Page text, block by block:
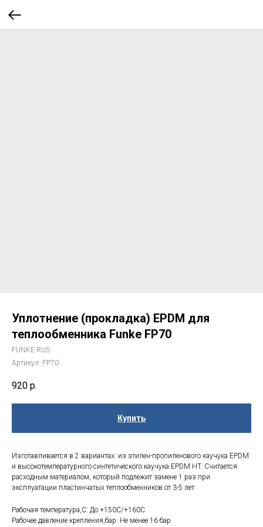
Уплотнение (прокладка) EPDM для
теплообменника Funke FP70
FUNKE RUS
Артикул: FP70
920 р.
Купить
Изготавливается в 2 вариантах: из этилен-пропиленового каучука EPDM
и высокотемпературного синтетического каучука EPDM HT. Считается
расходным материалом, который подлежит замене 1 раз при
эксплуатации пластинчатых теплообменников от 3-5 лет.
Рабочая температура,С: До +150С/+160С
Рабочее давление крепления,бар: Не менее 16 бар